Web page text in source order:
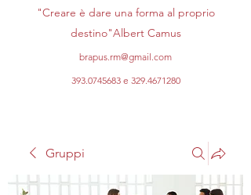
"Creare è dare una forma al proprio
destino"Albert Camus
brapus.rm@gmail.com
393.0745683e 329.4671280
Gruppi